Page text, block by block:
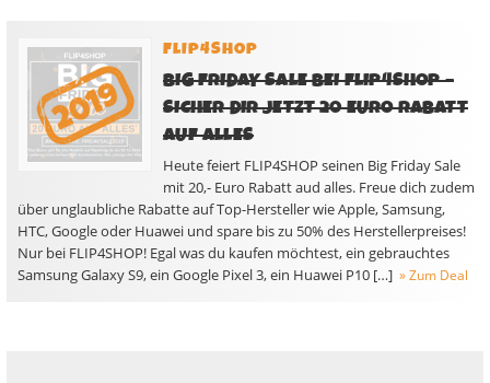
FLIP4SHOP
BIG FRIDAY SALE BEI FLIP4SHOP –
SICHER DIR JETZT 20 EURO RABATT
AUF ALLES
Heute feiert FLIP4SHOP seinen Big Friday Sale
mit 20,- Euro Rabatt aud alles. Freue dich zudem
über unglaubliche Rabatte auf Top-Hersteller wie Apple, Samsung,
HTC, Google oder Huawei und spare bis zu 50% des Herstellerpreises!
Nur bei FLIP4SHOP! Egal was du kaufen möchtest, ein gebrauchtes
Samsung Galaxy S9, ein Google Pixel 3, ein Huawei P10 […] » Zum Deal